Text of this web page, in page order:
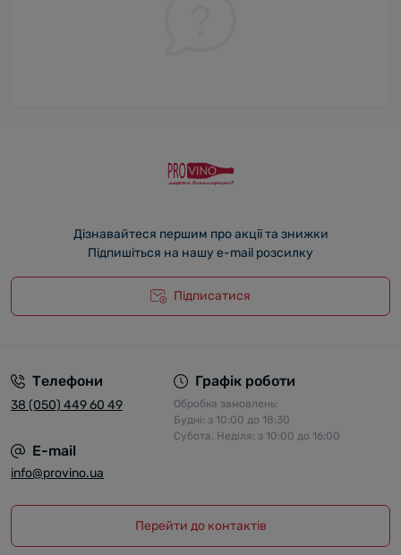
Дізнавайтеся першим про акції та знижки
Підпишіться на нашу e-mail розсилку
Підписатися
Телефони
38 (050) 449 60 49
Графік роботи
Обробка замовлень:
Будні: з 10:00 до 18:30
Субота, Неділя: з 10:00 до 16:00
E-mail
info@provino.ua
Перейти до контактів